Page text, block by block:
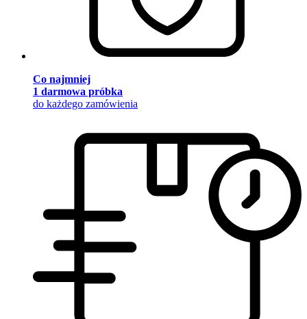
Co najmniej
1 darmowa próbka
do każdego zamówienia